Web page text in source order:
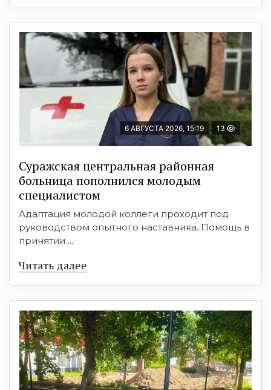
6 АВГУСТА 2026, 15:19 13
Суражская центральная районная
больница пополнился молодым
специалистом
Адаптация молодой коллеги проходит под
руководством опытного наставника. Помощь в
принятии ...
Читать далее